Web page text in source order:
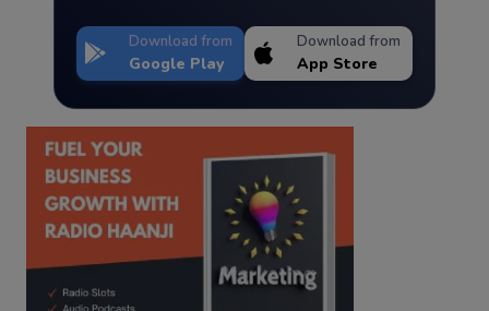
Download from
Google Play
Download from
App Store